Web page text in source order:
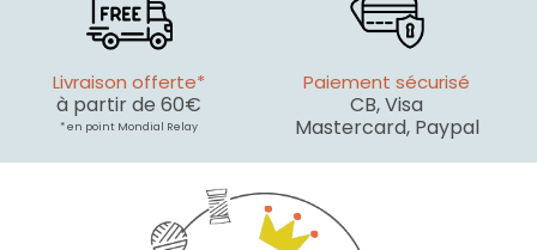
Livraison offerte*
à partir de 60€
* en point Mondial Relay
Paiement sécurisé
CB, Visa
Mastercard, Paypal